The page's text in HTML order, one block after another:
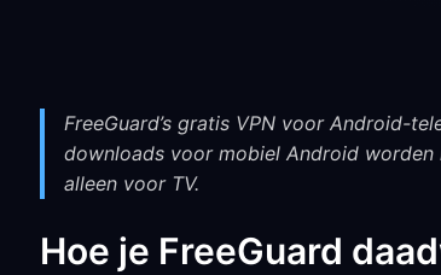
FreeGuard’s gratis VPN voor Android-
downloads voor mobiel Android
alleen voor TV.
Hoe je FreeGuard